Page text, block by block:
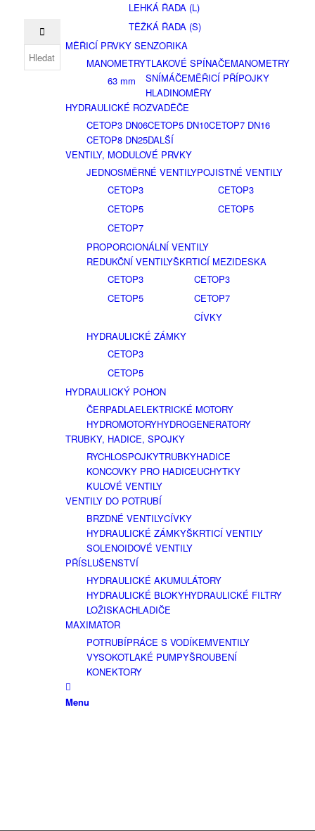
LEHKÁ ŘADA (L)
TĚŽKÁ ŘADA (S)
MĚŘICÍ PRVKY SENZORIKA
MANOMETRY
63 mm
TLAKOVÉ SPÍNAČEMANOMETRY
SNÍMÁČEMĚŘICÍ PŘÍPOJKY
HLADINOMĚRY
HYDRAULICKÉ ROZVADĚČE
CETOP3 DN06CETOP5 DN10CETOP7 DN16
CETOP8 DN25DALŠÍ
VENTILY, MODULOVÉ PRVKY
JEDNOSMĚRNÉ VENTILY
CETOP3
CETOP5
CETOP7
POJISTNÉ VENTILY
CETOP3
CETOP5
PROPORCIONÁLNÍ VENTILY
REDUKČNÍ VENTILY
CETOP3
CETOP5
ŠKRTICÍ MEZIDESKA
CETOP3
CETOP7
CÍVKY
HYDRAULICKÉ ZÁMKY
CETOP3
CETOP5
HYDRAULICKÝ POHON
ČERPADLAELEKTRICKÉ MOTORY
HYDROMOTORYHYDROGENERATORY
TRUBKY, HADICE, SPOJKY
RYCHLOSPOJKYTRUBKYHADICE
KONCOVKY PRO HADICEUCHYTKY
KULOVÉ VENTILY
VENTILY DO POTRUBÍ
BRZDNÉ VENTILYCÍVKY
HYDRAULICKÉ ZÁMKYŠKRTICÍ VENTILY
SOLENOIDOVÉ VENTILY
PŘÍSLUŠENSTVÍ
HYDRAULICKÉ AKUMULÁTORY
HYDRAULICKÉ BLOKYHYDRAULICKÉ FILTRY
LOŽISKACHLADIČE
MAXIMATOR
POTRUBÍPRÁCE S VODÍKEMVENTILY
VYSOKOTLAKÉ PUMPYŠROUBENÍ
KONEKTORY
Menu